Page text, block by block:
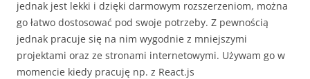
jednak jest lekki i dzięki darmowym rozszerzeniom, można
go łatwo dostosować pod swoje potrzeby. Z pewnością
jednak pracuje się na nim wygodnie z mniejszymi
projektami oraz ze stronami internetowymi. Używam go w
momencie kiedy pracuję np. z React.js